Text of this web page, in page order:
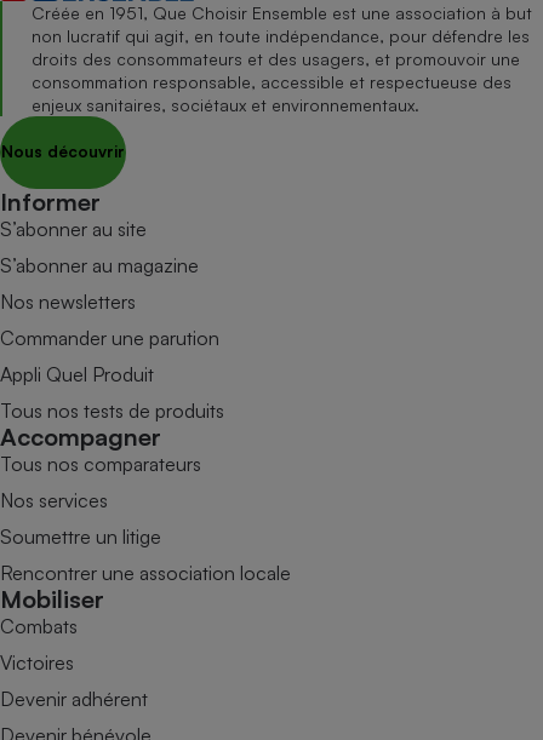
Créée en 1951, Que Choisir Ensemble est une association à but
non lucratif qui agit, en toute indépendance, pour défendre les
droits des consommateurs et des usagers, et promouvoir une
consommation responsable, accessible et respectueuse des
enjeux sanitaires, sociétaux et environnementaux.
Nous découvrir
Informer
S’abonner au site
S’abonner au magazine
Nos newsletters
Commander une parution
Appli Quel Produit
Tous nos tests de produits
Accompagner
Tous nos comparateurs
Nos services
Soumettre un litige
Rencontrer une association locale
Mobiliser
Combats
Victoires
Devenir adhérent
Devenir bénévole